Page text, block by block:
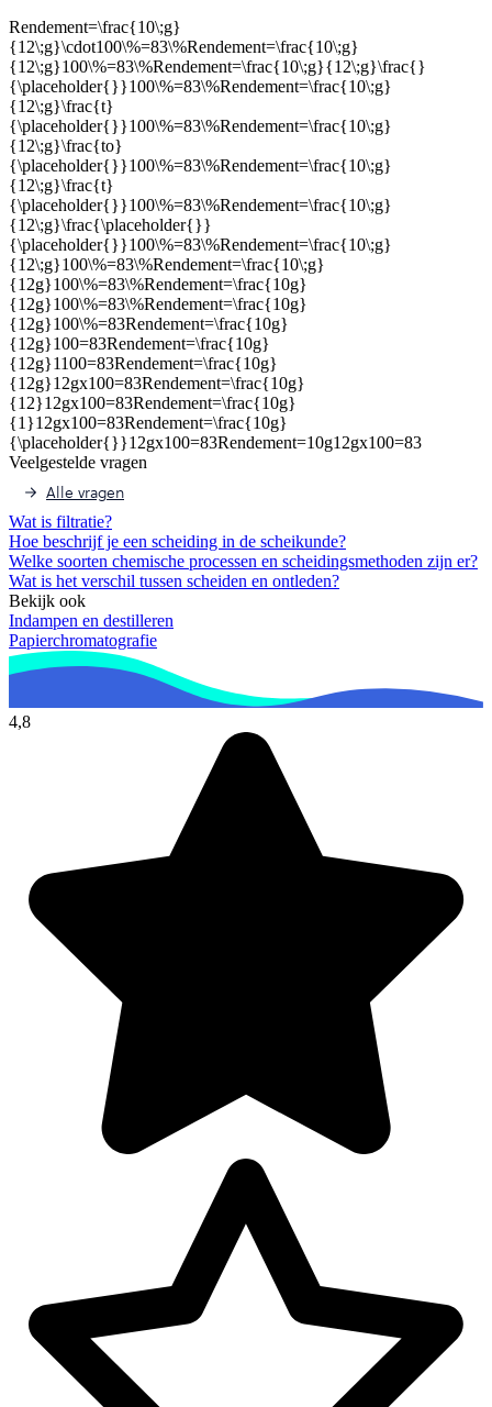
Rendement=\frac{10\;g}
{12\;g}\cdot100\%=83\%Rendement=\frac{10\;g}
{12\;g}100\%=83\%Rendement=\frac{10\;g}{12\;g}\frac{}
{\placeholder{}}100\%=83\%Rendement=\frac{10\;g}
{12\;g}\frac{t}
{\placeholder{}}100\%=83\%Rendement=\frac{10\;g}
{12\;g}\frac{to}
{\placeholder{}}100\%=83\%Rendement=\frac{10\;g}
{12\;g}\frac{t}
{\placeholder{}}100\%=83\%Rendement=\frac{10\;g}
{12\;g}\frac{\placeholder{}}
{\placeholder{}}100\%=83\%Rendement=\frac{10\;g}
{12\;g}100\%=83\%Rendement=\frac{10\;g}
{12g}100\%=83\%Rendement=\frac{10g}
{12g}100\%=83\%Rendement=\frac{10g}
{12g}100\%=83Rendement=\frac{10g}
{12g}100=83Rendement=\frac{10g}
{12g}1100=83Rendement=\frac{10g}
{12g}12gx100=83Rendement=\frac{10g}
{12}12gx100=83Rendement=\frac{10g}
{1}12gx100=83Rendement=\frac{10g}
{\placeholder{}}12gx100=83Rendement=10g12gx100=83
Veelgestelde vragen
Alle vragen
Wat is filtratie?
Hoe beschrijf je een scheiding in de scheikunde?
Welke soorten chemische processen en scheidingsmethoden zijn er?
Wat is het verschil tussen scheiden en ontleden?
Bekijk ook
Indampen en destilleren
Papierchromatografie
4,8